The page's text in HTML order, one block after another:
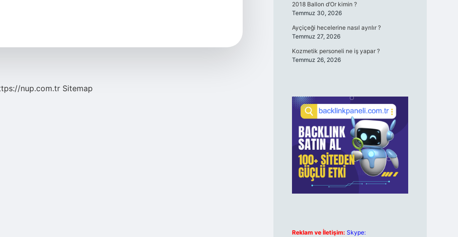
nup.com.tr Sitemap
2018 Ballon d’Or kimin ?
Temmuz 30, 2026
Ayçiçeği hecelerine nasıl ayrılır ?
Temmuz 27, 2026
Kozmetik personeli ne iş yapar ?
Temmuz 26, 2026
Reklam ve İletişim: Skype: